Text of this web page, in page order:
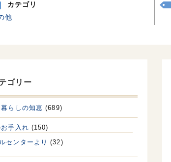
カテゴリ
他
ゴリー
らしの知恵 (689)
手入れ (150)
センターより (32)